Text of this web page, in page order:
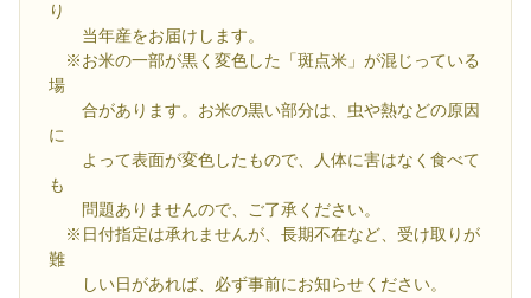
り
当年産をお届けします。
※お米の一部が黒く変色した「斑点米」が混じっている
場
合があります。お米の黒い部分は、虫や熱などの原因
に
よって表面が変色したもので、人体に害はなく食べて
も
問題ありませんので、ご了承ください。
※日付指定は承れませんが、長期不在など、受け取りが
難
しい日があれば、必ず事前にお知らせください。